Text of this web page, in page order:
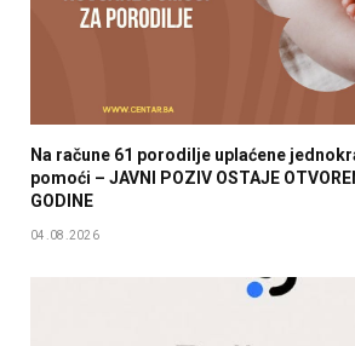
Na račune 61 porodilje uplaćene
pomoći – JAVNI POZIV OSTAJE
GODINE
04.08.2026